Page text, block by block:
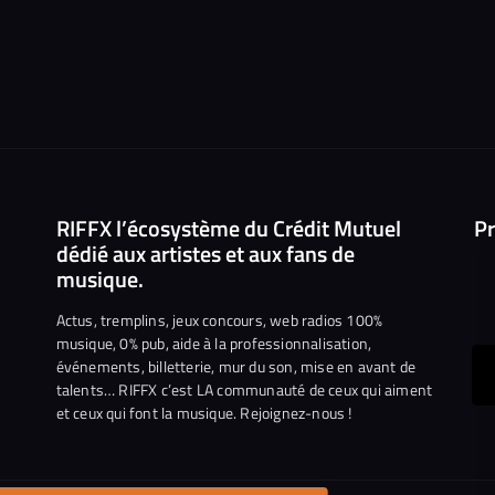
RIFFX l’écosystème du Crédit Mutuel
dédié aux artistes et aux fans de
musique.
Actus, tremplins, jeux concours, web radios 100%
musique, 0% pub, aide à la professionnalisation,
événements, billetterie, mur du son, mise en avant de
talents… RIFFX c’est LA communauté de ceux qui aiment
et ceux qui font la musique. Rejoignez-nous !